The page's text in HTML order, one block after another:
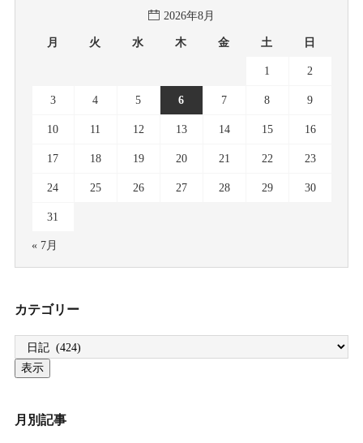
2026年8月
月 火 水 木 金 土 日
1 2
3 4 5 6 7 8 9
10 11 12 13 14 15 16
17 18 19 20 21 22 23
24 25 26 27 28 29 30
31
« 7月
カテゴリー
月別記事